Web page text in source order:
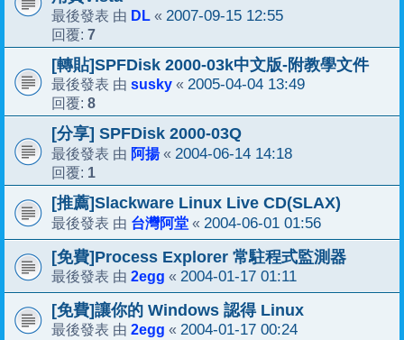
最後發表 由 DL « 2007-09-15 12:55
回覆: 7
[轉貼]SPFDisk 2000-03k中文版-附教學文件
最後發表 由 susky « 2005-04-04 13:49
回覆: 8
[分享] SPFDisk 2000-03Q
最後發表 由 阿揚« 2004-06-14 14:18
回覆: 1
[推薦]Slackware Linux Live CD(SLAX)
最後發表 由 台灣阿堂 « 2004-06-01 01:56
[免費]Process Explorer 常駐程式監測器
最後發表 由 2egg « 2004-01-17 01:11
[免費]讓你的 Windows 認得 Linux
最後發表 由 2egg « 2004-01-17 00:24